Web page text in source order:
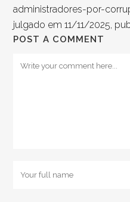
administradores-por-
julgado em 11/11/2025,
POST A COMMENT